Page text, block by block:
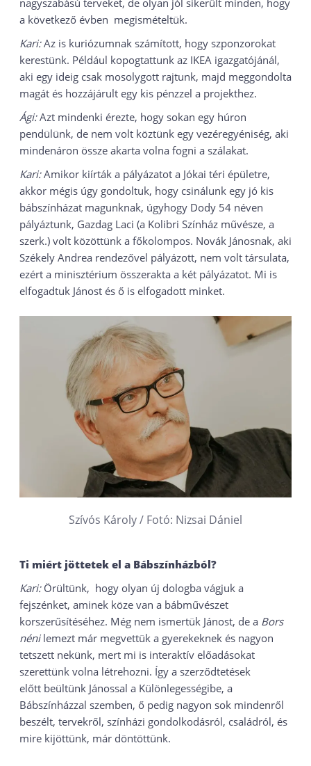
nagyszabású terveket, de olyan jól sikerült minden, hogy
a következő évben megismételtük.
Kari:Az is kuriózumnak számított, hogy szponzorokat
kerestünk. Például kopogtattunk az IKEA igazgatójánál,
aki egy ideig csak mosolygott rajtunk, majd meggondolta
magát és hozzájárult egy kis pénzzel a projekthez.
Ági:Azt mindenki érezte, hogy sokan egy húron
pendülünk, de nem volt köztünk egy vezéregyéniség, aki
mindenáron össze akarta volna fogni a szálakat.
Kari:Amikor kiírták a pályázatot a Jókai téri épületre,
akkor mégis úgy gondoltuk, hogy csinálunk egy jó kis
bábszínházat magunknak, úgyhogy Dody 54 néven
pályáztunk, Gazdag Laci (a Kolibri Színház művésze, a
szerk.) volt közöttünk a főkolompos. Novák Jánosnak, aki
Székely Andrea rendezővel pályázott, nem volt társulata,
ezért a minisztérium összerakta a két pályázatot. Mi is
elfogadtuk Jánost és ő is elfogadott minket.
Szívós Károly / Fotó: Nizsai Dániel
Ti miért jöttetek el a Bábszínházból?
Kari: Örültünk, hogy olyan új dologba vágjuk a
fejszénket, aminek köze van a bábművészet
korszerűsítéséhez. Még nem ismertük Jánost, de a Bors
nénilemezt már megvettük a gyerekeknek és nagyon
tetszett nekünk, mert mi is interaktív előadásokat
szerettünk volna létrehozni. Így a szerződtetések
előtt beültünk Jánossal a Különlegességibe, a
Bábszínházzal szemben, ő pedig nagyon sok mindenről
beszélt, tervekről, színházi gondolkodásról, családról, és
mire kijöttünk, már döntöttünk.